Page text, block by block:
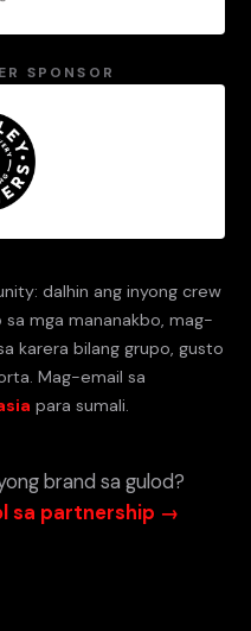
SPONSOR
dalhin ang inyong crew
mga mananakbo, mag-
karera bilang grupo, gusto
Mag-email sa
para sumali.
brand sa gulod?
sa partnership →